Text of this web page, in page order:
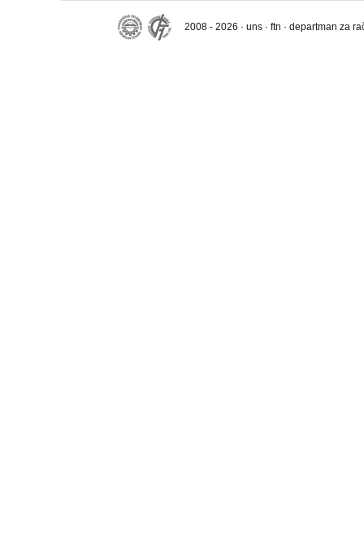
2008 - 2026 · uns · ftn · departman za